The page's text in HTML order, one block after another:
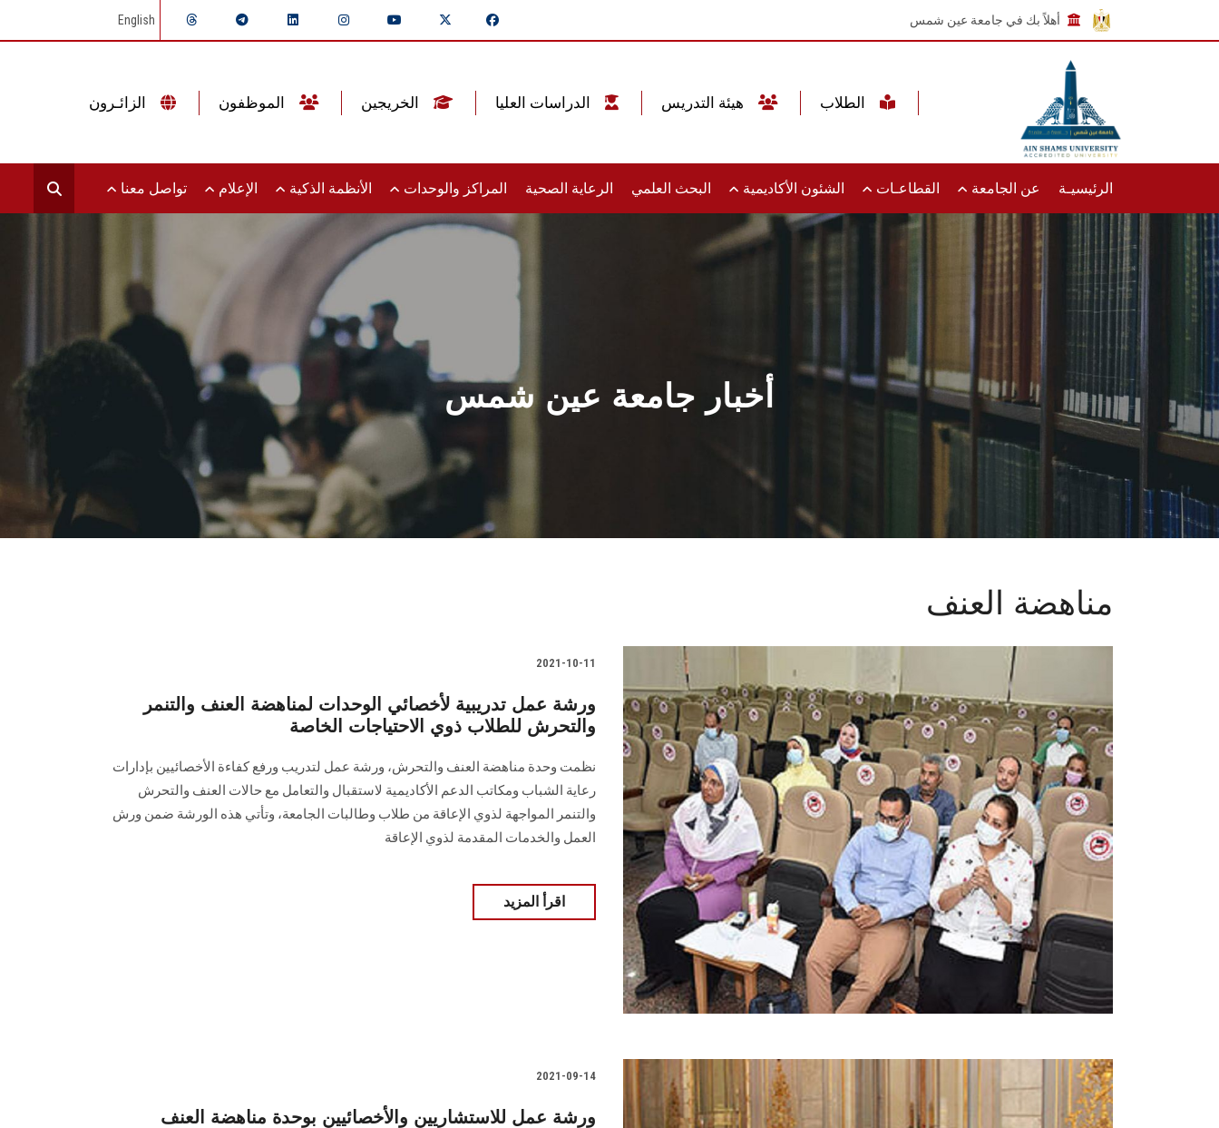
أهلاً بك في جامعة عين شمس English
الرئيسيـة عن الجامعة القطاعـات الشئون الأكاديمية البحث العلمي الرعاية الصحية المراكز والوحدات الأنظمة الذكية الإعلام تواصل معنا
أخبار جامعة عين شمس
مناهضة العنف
2021-10-11
ورشة عمل تدريبية لأخصائي الوحدات لمناهضة العنف والتنمر
والتحرش للطلاب ذوي الاحتياجات الخاصة
نظمت وحدة مناهضة العنف والتحرش، ورشة عمل لتدريب ورفع كفاءة الأخصائيين بإدارات
رعاية الشباب ومكاتب الدعم الأكاديمية لاستقبال والتعامل مع حالات العنف والتحرش
والتنمر المواجهة لذوي الإعاقة من طلاب وطالبات الجامعة، وتأتي هذه الورشة ضمن ورش
العمل والخدمات المقدمة لذوي الإعاقة
اقرأ المزيد
2021-09-14
ورشة عمل للاستشاريين والأخصائيين بوحدة مناهضة العنف